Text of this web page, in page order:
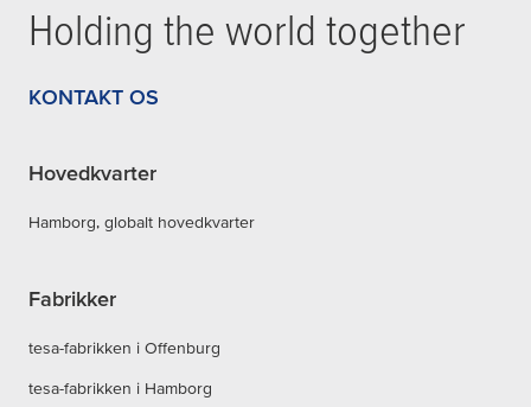
Holding the world together
KONTAKT OS
Hovedkvarter
Hamborg, globalt hovedkvarter
Fabrikker
tesa-fabrikken i Offenburg
tesa-fabrikken i Hamborg